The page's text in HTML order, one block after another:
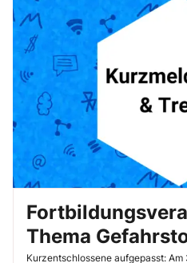
Thema
Kurzentschlossene aufgepasst: